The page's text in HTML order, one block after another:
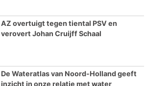
AZ overtuigt tegen tiental PSV en
verovert Johan Cruijff Schaal
De Wateratlas van Noord-Holland geeft
inzicht in onze relatie met water